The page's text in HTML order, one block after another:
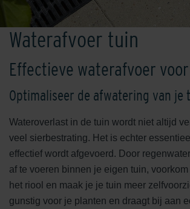
Waterafvoer tuin
Effectieve waterafvoer
Optimaliseer de afwatering van je
Wateroverlast in de tuin wordt niet altijd
veel sierbestrating. Het is echter
effectief wordt afgevoerd. Door
af te voeren binnen je eigen tuin,
het riool en maak je je tuin meer
gunstig voor je planten en draagt bij aan